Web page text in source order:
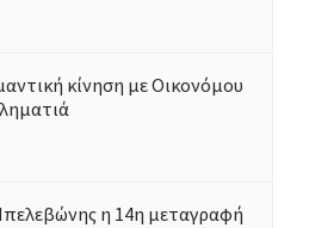
κίνηση με Οικονόμου
η 14η μεταγραφή